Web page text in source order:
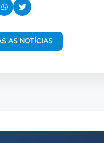
AS NOTÍCIAS